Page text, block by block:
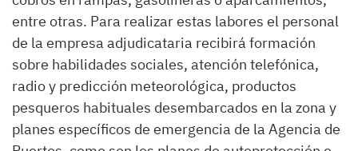
entre otras. Para realizar estas labores el personal
de la empresa adjudicataria recibirá formación
sobre habilidades sociales, atención telefónica,
radio y predicción meteorológica, productos
pesqueros habituales desembarcados en la zona y
planes específicos de emergencia de la Agencia de